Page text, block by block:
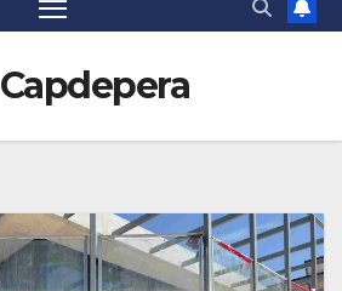
Capdepera